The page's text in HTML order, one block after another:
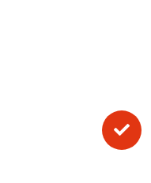
